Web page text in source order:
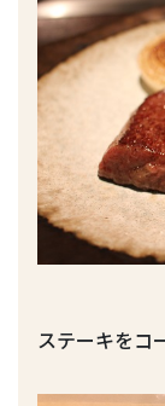
ステーキをコ